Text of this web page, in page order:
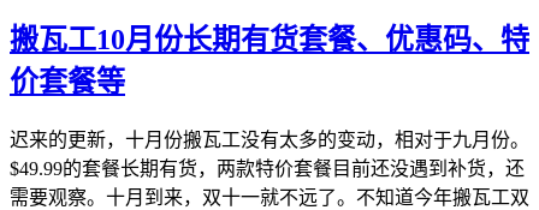
搬瓦工10月份长期有货套餐、优惠码、特
价套餐等
迟来的更新，十月份搬瓦工没有太多的变动，相对于九月份。
$49.99的套餐长期有货，两款特价套餐目前还没遇到补货，还
需要观察。十月到来，双十一就不远了。不知道今年搬瓦工双